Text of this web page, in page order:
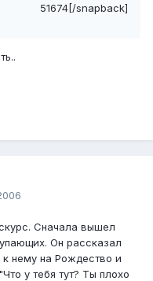
51674[/snapback]
Сначала вышел
Он рассказал
нему на Рождество и
у тебя тут? Ты плохо